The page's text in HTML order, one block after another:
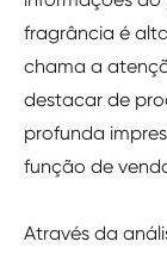
fragrância é
chama a
destacar de
profunda
função de
Através da